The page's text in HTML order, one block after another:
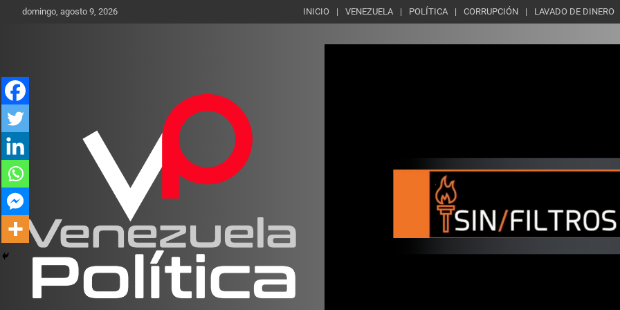
Saltardomingo, agosto 9, 2026 INICIO VENEZUELA POLÍTICA CORRUPCIÓN LAVADO DE DINERO